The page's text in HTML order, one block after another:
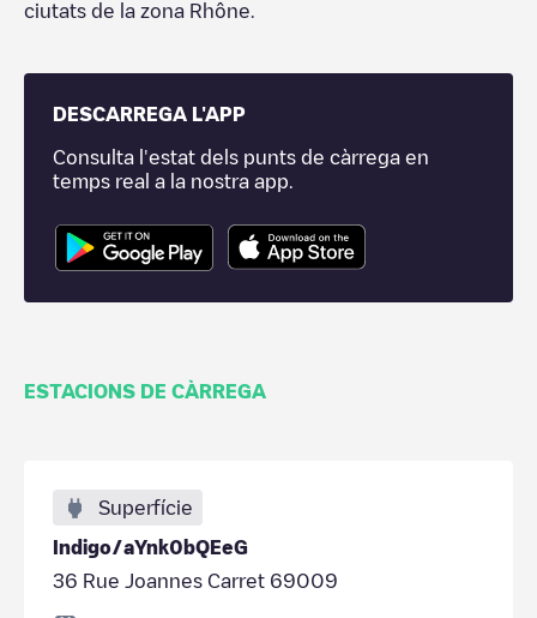
ciutats de la zona Rhône
DESCARREGA L'APP
Consulta l'estat dels punts de càrrega en
temps real a la nostra app.
ESTACIONS DE CÀRREGA
Superfície
Indigo/aYnk0bQEeG
36 Rue Joannes Carret 69009